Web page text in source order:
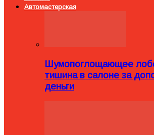
Автомастерская
Шумопоглощающее
тишина в салоне за
деньги